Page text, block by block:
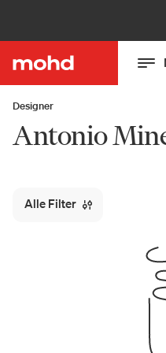
Designer
Antonio
Alle Filter